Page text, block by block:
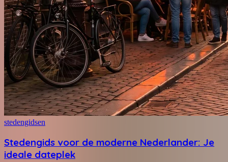
stedengidsen
Stedengids voor de moderne Nederlander: Je
ideale dateplek